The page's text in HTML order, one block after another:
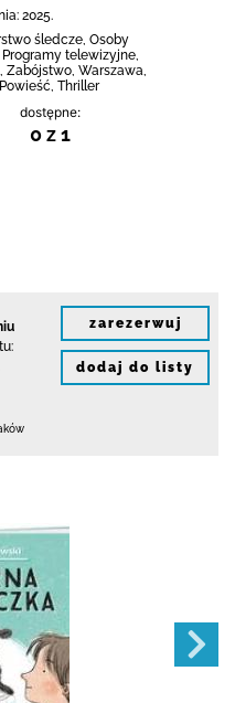
2025.
śledcze, Osoby
telewizyjne,
Zabójstwo, Warszawa,
Thriller
dostępne:
0 z 1
zarezerwuj
dodaj do listy